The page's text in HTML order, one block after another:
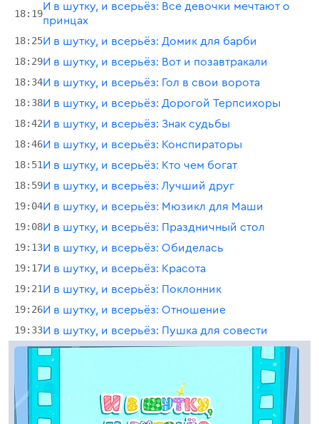
18:19
И в шутку, и всерьёз: Все девочки мечтают о
принцах
18:25И в шутку, и всерьёз: Домик для барби
18:29И в шутку, и всерьёз: Вот и позавтракали
18:34И в шутку, и всерьёз: Гол в свои ворота
18:38И в шутку, и всерьёз: Дорогой Терпсихоры
18:42И в шутку, и всерьёз: Знак судьбы
18:46И в шутку, и всерьёз: Конспираторы
18:51И в шутку, и всерьёз: Кто чем богат
18:59И в шутку, и всерьёз: Лучший друг
19:04И в шутку, и всерьёз: Мюзикл для Маши
19:08И в шутку, и всерьёз: Праздничный стол
19:13И в шутку, и всерьёз: Обиделась
19:17И в шутку, и всерьёз: Красота
19:21И в шутку, и всерьёз: Поклонник
19:26И в шутку, и всерьёз: Отношение
19:33И в шутку, и всерьёз: Пушка для совести